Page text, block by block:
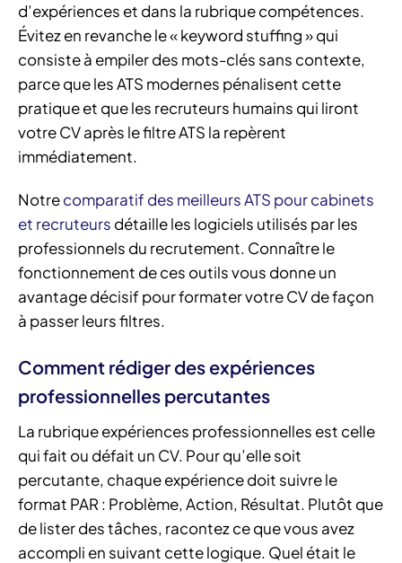
d’expériences et dans la rubrique compétences.
Évitez en revanche le « keyword stuffing » qui
consiste à empiler des mots-clés sans contexte,
parce que les ATS modernes pénalisent cette
pratique et que les recruteurs humains qui liront
votre CV après le filtre ATS la repèrent
immédiatement.
Notrecomparatif des meilleurs ATS pour cabinets
et recruteurs détaille les logiciels utilisés par les
professionnels du recrutement. Connaître le
fonctionnement de ces outils vous donne un
avantage décisif pour formater votre CV de façon
à passer leurs filtres.
Comment rédiger des expériences
professionnelles percutantes
La rubrique expériences professionnelles est celle
qui fait ou défait un CV. Pour qu’elle soit
percutante, chaque expérience doit suivre le
format PAR : Problème, Action, Résultat. Plutôt que
de lister des tâches, racontez ce que vous avez
accompli en suivant cette logique. Quel était le